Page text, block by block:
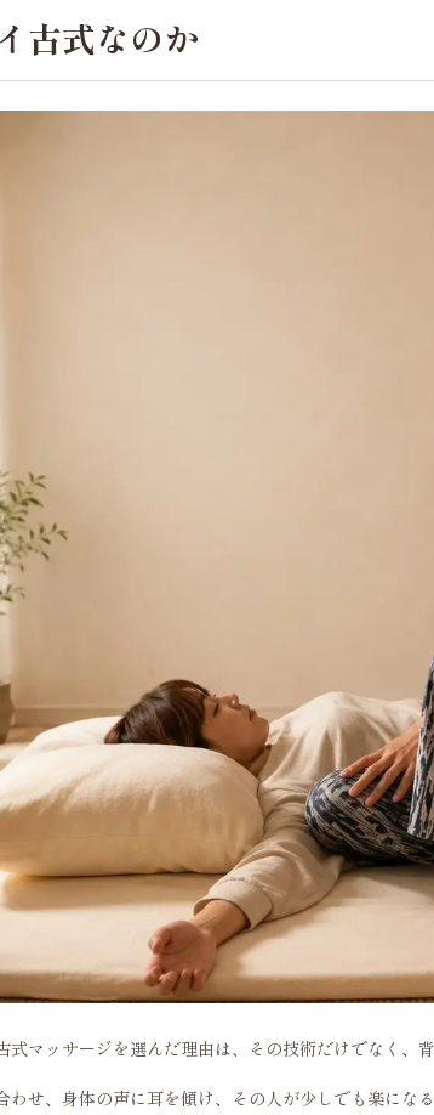
古式なのか
式マッサージを選んだ理由は、その技術だけでなく、
わせ、身体の声に耳を傾け、その人が少しでも楽になる